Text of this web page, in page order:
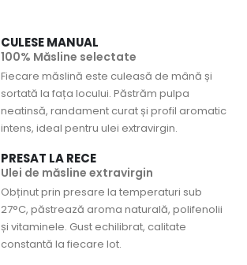
CULESE MANUAL
100% Măsline selectate
Fiecare măslină este culeasă de mână și
sortată la fața locului. Păstrăm pulpa
neatinsă, randament curat și profil aromatic
intens, ideal pentru ulei extravirgin.
PRESAT LA RECE
Ulei de măsline extravirgin
Obținut prin presare la temperaturi sub
27°C, păstrează aroma naturală, polifenolii
și vitaminele. Gust echilibrat, calitate
constantă la fiecare lot.